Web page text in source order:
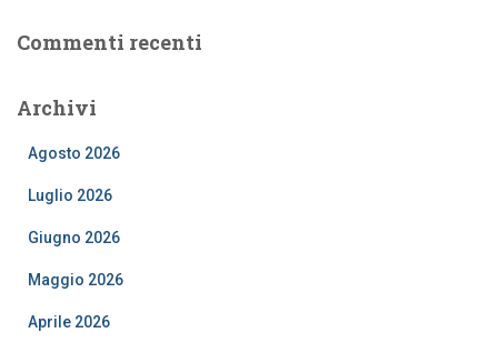
Commenti recenti
Archivi
Agosto 2026
Luglio 2026
Giugno 2026
Maggio 2026
Aprile 2026